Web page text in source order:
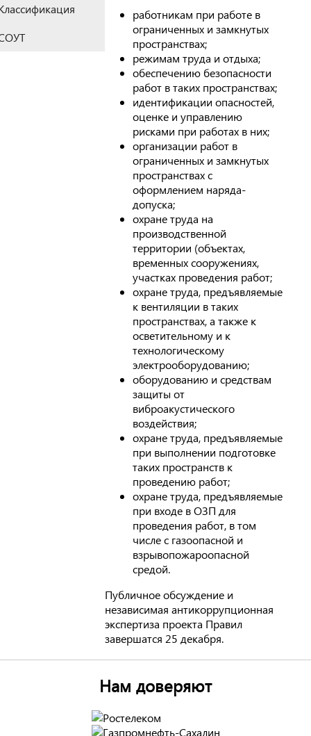
работникам при работе в
ограниченных и замкнутых
пространствах;
режимам труда и отдыха;
обеспечению безопасности
работ в таких пространствах;
идентификации опасностей,
оценке и управлению
рисками при работах в них;
организации работ в
ограниченных и замкнутых
пространствах с
оформлением наряда-
допуска;
охране труда на
производственной
территории (объектах,
временных сооружениях,
участках проведения работ;
охране труда, предъявляемые
к вентиляции в таких
пространствах, а также к
осветительному и к
технологическому
электрооборудованию;
оборудованию и средствам
защиты от
виброакустического
воздействия;
охране труда, предъявляемые
при выполнении подготовке
таких пространств к
проведению работ;
охране труда, предъявляемые
при входе в ОЗП для
проведения работ, в том
числе с газоопасной и
взрывопожароопасной
средой.
Публичное обсуждение и
независимая антикоррупционная
экспертиза проекта Правил
завершатся 25 декабря.
Нам доверяют